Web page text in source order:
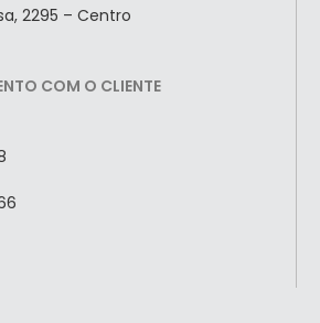
2295 – Centro
COM O CLIENTE